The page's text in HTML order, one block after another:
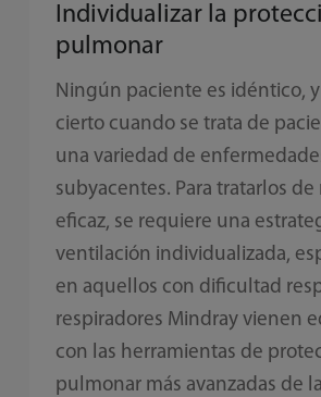
Individualizar la
pulmonar
Ningún paciente es idéntico, y
cierto cuando se trata de
una variedad de
subyacentes. Para tratarlos de
eficaz, se requiere una
ventilación individualizada,
en aquellos con dificultad
respiradores Mindray vienen
con las herramientas de
pulmonar más avanzadas de